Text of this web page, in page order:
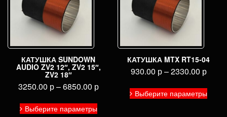
КАТУШКА SUNDOWN
AUDIO ZV2 12″, ZV2 15″,
ZV2 18″
3250.00 р–6850.00 р
Выберите параметрытовар
КАТУШКА MTX RT15-04
930.00 р–2330.00 р
Выберите параметрытовар